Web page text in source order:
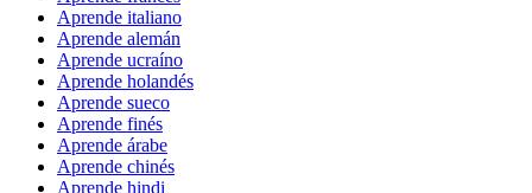
Aprende italiano
Aprende alemán
Aprende ucraíno
Aprende holandés
Aprende sueco
Aprende finés
Aprende árabe
Aprende chinés
Aprende hindi